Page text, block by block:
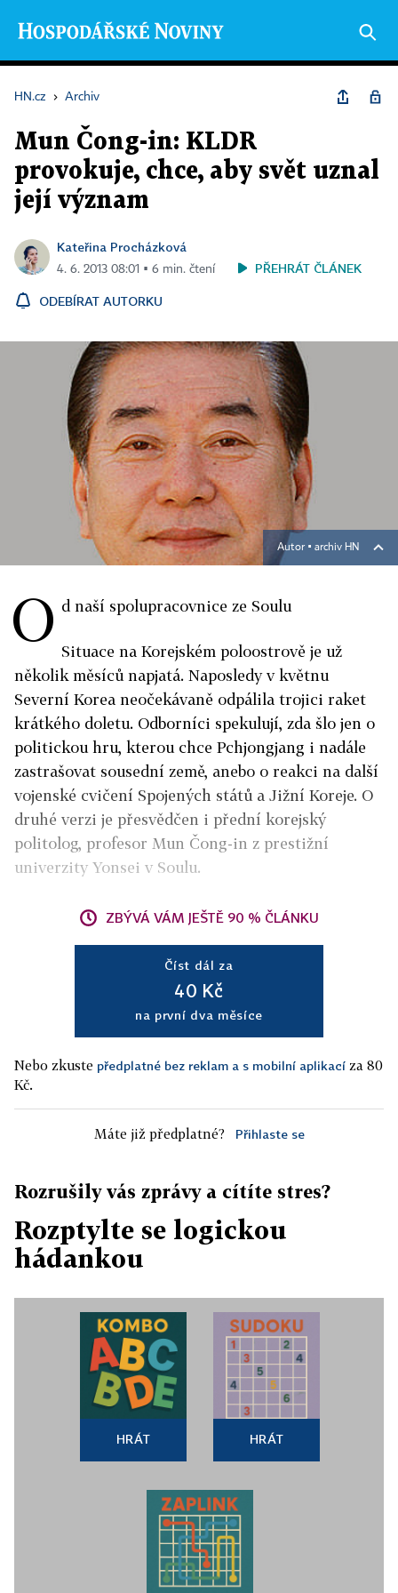
HN.cz › Archiv
Mun Čong-in: KLDR
provokuje, chce, aby svět uznal
její význam
Kateřina Procházková
4. 6. 2013 08:01 ▪ 6 min. čtení PŘEHRÁT ČLÁNEK
ODEBÍRAT AUTORKU
Autor ▪ archiv HN
O d naší spolupracovnice ze Soulu
Situace na Korejském poloostrově je už
několik měsíců napjatá. Naposledy v květnu
Severní Korea neočekávaně odpálila trojici raket
krátkého doletu. Odborníci spekulují, zda šlo jen o
politickou hru, kterou chce Pchjongjang i nadále
zastrašovat sousední země, anebo o reakci na další
vojenské cvičení Spojených států a Jižní Koreje. O
druhé verzi je přesvědčen i přední korejský
politolog, profesor Mun Čong-in z prestižní
univerzity Yonsei v Soulu.
ZBÝVÁ VÁM JEŠTĚ 90 % ČLÁNKU
Číst dál za
40 Kč
na první dva měsíce
Nebo zkuste předplatné bez reklam a s mobilní aplikací za 80
Kč.
Máte již předplatné? Přihlaste se
Rozrušily vás zprávy a cítíte stres?
Rozptylte se logickou
hádankou
HRÁT HRÁT